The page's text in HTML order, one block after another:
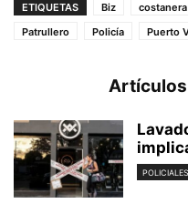
ETIQUETAS Biz costanera
Patrullero
Policía Puerto
POLICIALES